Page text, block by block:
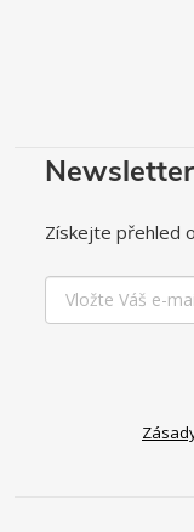
Newsletter
Získejte přehled